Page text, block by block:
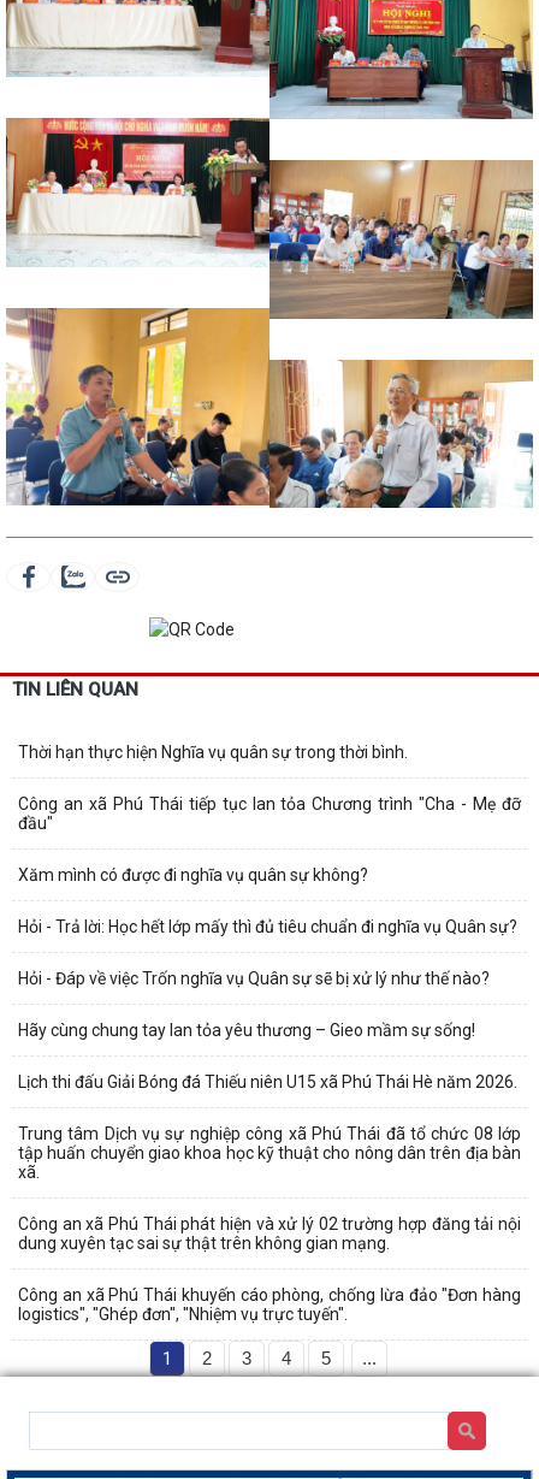
TIN LIÊN QUAN
Thời hạn thực hiện Nghĩa vụ quân sự trong thời bình.
Công an xã Phú Thái tiếp tục lan tỏa Chương trình "Cha - Mẹ đỡ
đầu"
Xăm mình có được đi nghĩa vụ quân sự không?
Hỏi - Trả lời: Học hết lớp mấy thì đủ tiêu chuẩn đi nghĩa vụ Quân sự?
Hỏi - Đáp về việc Trốn nghĩa vụ Quân sự sẽ bị xử lý như thế nào?
Hãy cùng chung tay lan tỏa yêu thương – Gieo mầm sự sống!
Lịch thi đấu Giải Bóng đá Thiếu niên U15 xã Phú Thái Hè năm 2026.
Trung tâm Dịch vụ sự nghiệp công xã Phú Thái đã tổ chức 08 lớp
tập huấn chuyển giao khoa học kỹ thuật cho nông dân trên địa bàn
xã.
Công an xã Phú Thái phát hiện và xử lý 02 trường hợp đăng tải nội
dung xuyên tạc sai sự thật trên không gian mạng.
Công an xã Phú Thái khuyến cáo phòng, chống lừa đảo "Đơn hàng
logistics", "Ghép đơn", "Nhiệm vụ trực tuyến".
1 2 3 4 5 ...